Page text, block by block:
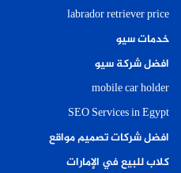
labrador retriever price
خدمات سيو
افضل شركة سيو
mobile car holder
SEO Services in Egypt
افضل شركات تصميم مواقع
كلاب للبيع في الإمارات